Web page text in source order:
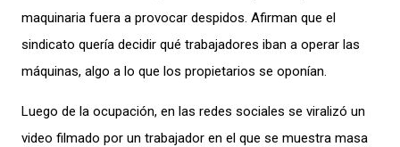
maquinaria fuera a provocar despidos. Afirman que el
sindicato quería decidir qué trabajadores iban a operar las
máquinas, algo a lo que los propietarios se oponían.
Luego de la ocupación, en las redes sociales se viralizó un
video filmado por un trabajador en el que se muestra masa